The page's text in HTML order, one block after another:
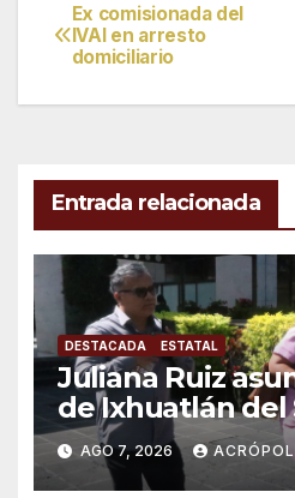
Navegación
de
Ex comisionada del
IVAI en arresto
domiciliario
Entrada relacionada
DESTACADA ESTATAL
Juliana Ruiz
de Ixhuatlán del
AGO 7, 2026